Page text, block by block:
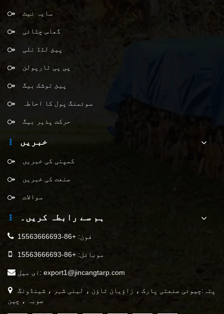
سایہ نیٹ
گھاس چٹائی
پیئ لٹڈ نلی
پی پی ٹارپولن
پیئ توشک بیگ
سوئمنگ پول کا احاطہ
حرکت پذیر بیگ
خبریں
کمپنی کی خبریں
صنعت کی خبریں
سوالات
ہم سے رابطہ کریں۔
فون: +86-15563666693
موبائل: +86-15563666693
ای میل: export1@jincangtarp.com
پتہ:چیوئی صنعتی پارک ، زاؤیان ٹاؤن ، لینی شہر ، شینڈونگ
صوبہ ، چین